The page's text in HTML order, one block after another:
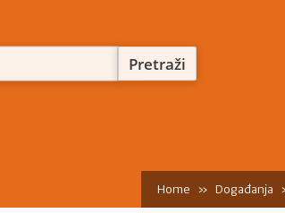
Home Događanja